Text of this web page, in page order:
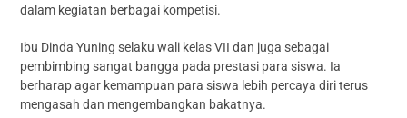
dalam kegiatan berbagai kompetisi.
Ibu Dinda Yuning selaku wali kelas VII dan juga sebagai
pembimbing sangat bangga pada prestasi para siswa. Ia
berharap agar kemampuan para siswa lebih percaya diri terus
mengasah dan mengembangkan bakatnya.